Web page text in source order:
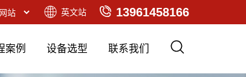
13961458166
英文站
案例 设备选型 联系我们